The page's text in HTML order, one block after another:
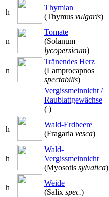
h
Thymian
(Thymus vulgaris)
n
Tomate
(Solanum
lycopersicum)
n
Tränendes Herz
(Lamprocapnos
spectabilis)
Vergissmeinnicht /
Raublattgewächse
( )
h
Wald-Erdbeere
(Fragaria vesca)
h
Wald-
Vergissmeinnicht
(Myosotis sylvatica)
h
Weide
(Salix spec.)